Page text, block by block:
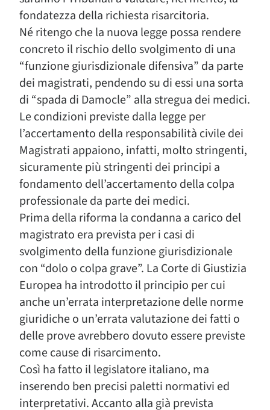
fondatezza della richiesta risarcitoria.
Né ritengo che la nuova legge possa rendere
concreto il rischio dello svolgimento di una
“funzione giurisdizionale difensiva” da parte
dei magistrati, pendendo su di essi una sorta
di “spada di Damocle” alla stregua dei medici.
Le condizioni previste dalla legge per
l’accertamento della responsabilità civile dei
Magistrati appaiono, infatti, molto stringenti,
sicuramente più stringenti dei principi a
fondamento dell’accertamento della colpa
professionale da parte dei medici.
Prima della riforma la condanna a carico del
magistrato era prevista per i casi di
svolgimento della funzione giurisdizionale
con “dolo o colpa grave”. La Corte di Giustizia
Europea ha introdotto il principio per cui
anche un’errata interpretazione delle norme
giuridiche o un’errata valutazione dei fatti o
delle prove avrebbero dovuto essere previste
come cause di risarcimento.
Così ha fatto il legislatore italiano, ma
inserendo ben precisi paletti normativi ed
interpretativi. Accanto alla già prevista